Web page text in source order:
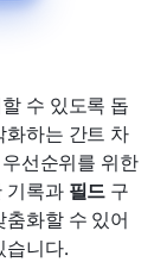
수 있도록 돕
화하는 간트 차
선순위를 위한
기록과 필드 구
화할 수 있어
습니다.